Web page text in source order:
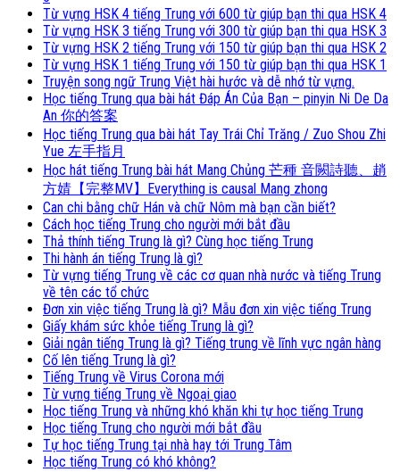
Từ vựng HSK 4 tiếng Trung với 600 từ giúp bạn thi qua HSK 4
Từ vựng HSK 3 tiếng Trung với 300 từ giúp bạn thi qua HSK 3
Từ vựng HSK 2 tiếng Trung với 150 từ giúp bạn thi qua HSK 2
Từ vựng HSK 1 tiếng Trung với 150 từ giúp bạn thi qua HSK 1
Truyện song ngữ Trung Việt hài hước và dễ nhớ từ vựng.
Học tiếng Trung qua bài hát Đáp Án Của Bạn – pinyin Ni De Da
An 你的答案
Học tiếng Trung qua bài hát Tay Trái Chỉ Trăng / Zuo Shou Zhi
Yue 左手指月
Học hát tiếng Trung bài hát Mang Chủng 芒種 音闕詩聽、趙
方婧【完整MV】Everything is causal Mang zhong
Can chi bằng chữ Hán và chữ Nôm mà bạn cần biết?
Cách học tiếng Trung cho người mới bắt đầu
Thả thính tiếng Trung là gì? Cùng học tiếng Trung
Thi hành án tiếng Trung là gì?
Từ vựng tiếng Trung về các cơ quan nhà nước và tiếng Trung
về tên các tổ chức
Đơn xin việc tiếng Trung là gì? Mẫu đơn xin việc tiếng Trung
Giấy khám sức khỏe tiếng Trung là gì?
Giải ngân tiếng Trung là gì? Tiếng trung về lĩnh vực ngân hàng
Cố lên tiếng Trung là gì?
Tiếng Trung về Virus Corona mới
Từ vựng tiếng Trung về Ngoại giao
Học tiếng Trung và những khó khăn khi tự học tiếng Trung
Học tiếng Trung cho người mới bắt đầu
Tự học tiếng Trung tại nhà hay tới Trung Tâm
Học tiếng Trung có khó không?